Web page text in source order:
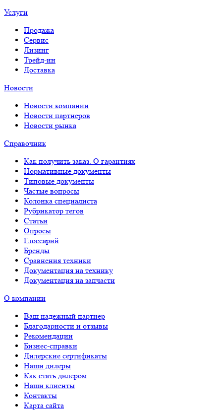
Услуги
Продажа
Сервис
Лизинг
Трейд-ин
Доставка
Новости
Новости компании
Новости партнеров
Новости рынка
Справочник
Как получить заказ. О гарантиях
Нормативные документы
Типовые документы
Частые вопросы
Колонка специалиста
Рубрикатор тегов
Статьи
Опросы
Глоссарий
Бренды
Сравнения техники
Документация на технику
Документация на запчасти
О компании
Ваш надежный партнер
Благодарности и отзывы
Рекомендации
Бизнес-справки
Дилерские сертификаты
Наши дилеры
Как стать дилером
Наши клиенты
Контакты
Карта сайта